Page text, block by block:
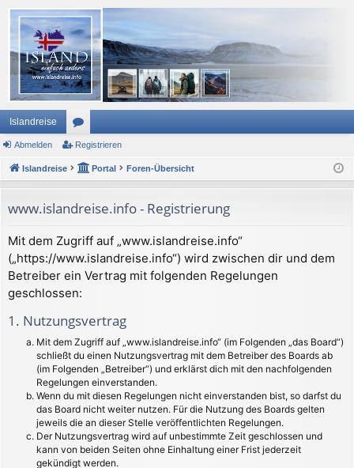
Islandreise
or
en
Abmelden Registrieren
Islandreise Portal Foren-Übersicht
www.islandreise.info - Registrierung
Mit dem Zugriff auf „www.islandreise.info“
(„https://www.islandreise.info“) wird zwischen dir und dem
Betreiber ein Vertrag mit folgenden Regelungen
geschlossen:
1. Nutzungsvertrag
Mit dem Zugriff auf „www.islandreise.info“ (im Folgenden „das Board“)
schließt du einen Nutzungsvertrag mit dem Betreiber des Boards ab
(im Folgenden „Betreiber“) und erklärst dich mit den nachfolgenden
Regelungen einverstanden.
Wenn du mit diesen Regelungen nicht einverstanden bist, so darfst du
das Board nicht weiter nutzen. Für die Nutzung des Boards gelten
jeweils die an dieser Stelle veröffentlichten Regelungen.
Der Nutzungsvertrag wird auf unbestimmte Zeit geschlossen und
kann von beiden Seiten ohne Einhaltung einer Frist jederzeit
gekündigt werden.